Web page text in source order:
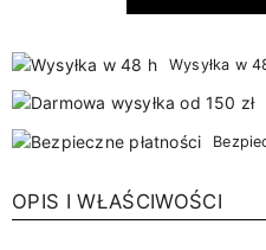
Wysyłka w
OPIS I WŁAŚCIWOŚCI